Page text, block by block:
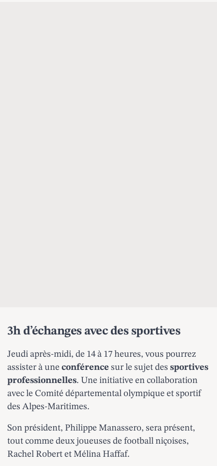
3h d’échanges avec des sportives
Jeudi après-midi, de 14 à 17 heures, vous pourrez
assister à une conférence sur le sujet des sportives
professionnelles. Une initiative en collaboration
avec le Comité départemental olympique et sportif
des Alpes-Maritimes.
Son président, Philippe Manassero, sera présent,
tout comme deux joueuses de football niçoises,
Rachel Robert et Mélina Haffaf.